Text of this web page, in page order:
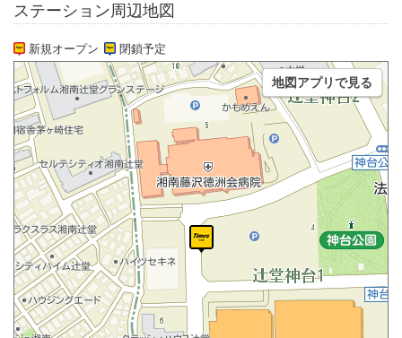
ステーション周辺地図
新規オープン 閉鎖予定
地図アプリで見る